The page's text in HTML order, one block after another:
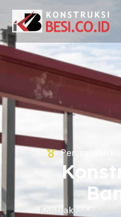
Perusahaan
Kontraktor